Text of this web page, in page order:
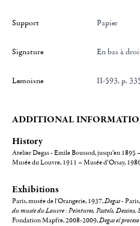
Support Papier
Signature en bas à
Lemoisne II-593, p.
ADDITIONAL
History
Atelier Degas - Emile Boussod, jusqu’en
Musée du Louvre, 1911 – Musée d’Orsay,
Exhibitions
Paris, musée de l'Orangerie, 1937,Degas-
du musée du Louvre : Peintures, Pastels, Dessins,
Fondation Mapfre, 2008-2009,Degas el